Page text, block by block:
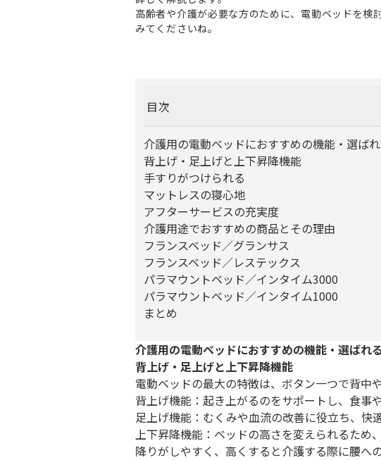
高齢者や介護が必要な方のために、電動ベッドを検
みてくださいね。
目次
介護用の電動ベッドにおすすめの機能・選ば
背上げ・足上げと上下昇降機能
手すりがつけられる
マットレスの寝心地
アフターサービスの充実度
介護用途でおすすめの商品とその理由
フランスベッド／グランサス
フランスベッド／レステックス
パラマウントベッド／インタイム3000
パラマウントベッド／インタイム1000
まとめ
介護用の電動ベッドにおすすめの機能・選ばれ
背上げ・足上げと上下昇降機能
電動ベッドの最大の特徴は、ボタン一つで背中
背上げ機能：起き上がるのをサポートし、食事
足上げ機能：むくみや血流の改善に役立ち、快
上下昇降機能：ベッドの高さを変えられるため
降りがしやすく、高くすると介護する際に腰へ